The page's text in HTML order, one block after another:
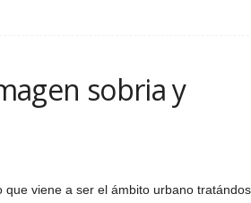
sobria y
viene a ser el ámbito urbano